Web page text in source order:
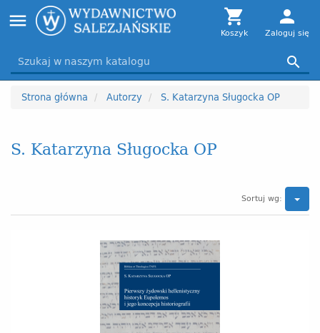
navigation
menu 
Koszyk
person
Zaloguj się

Strona główna Autorzy S. Katarzyna Sługocka OP
S. Katarzyna Sługocka OP
Sortuj wg: